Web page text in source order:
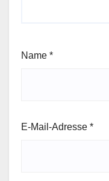
Name *
E-Mail-Adresse *